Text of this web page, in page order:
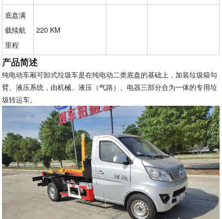
底盘满
载续航
里程
220 KM
产品简述
纯电动车厢可卸式垃圾车是在纯电动二类底盘的基础上，加装垃圾箱勾
臂、液压系统，由机械、液压（气路）、电器三部分合为一体的专用垃
圾转运车。